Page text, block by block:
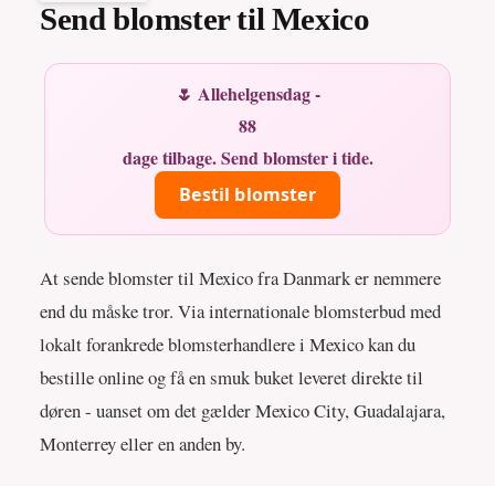
Send blomster til Mexico
🌷 Allehelgensdag -
88
dage tilbage. Send blomster i tide.
Bestil blomster
At sende blomster til Mexico fra Danmark er nemmere
end du måske tror. Via internationale blomsterbud med
lokalt forankrede blomsterhandlere i Mexico kan du
bestille online og få en smuk buket leveret direkte til
døren - uanset om det gælder Mexico City, Guadalajara,
Monterrey eller en anden by.